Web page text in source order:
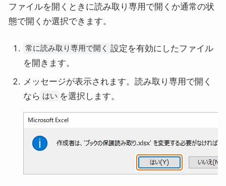
ファイルを開くときに読み取り専用で開くか通常の状
態で開くか選択できます。
常に読み取り専用で開く 設定を有効にしたファイル
を開きます。
メッセージが表示されます。読み取り専用で開く
なら はい を選択します。